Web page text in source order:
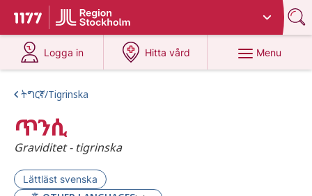
To start page for 1177
Du har valt region
Logga in
at 1177.se
Hitta vård
at 1177.se
Menu
ትግርኛ/Tigrinska
ጥንሲ
Graviditet - tigrinska
Lättläst svenska